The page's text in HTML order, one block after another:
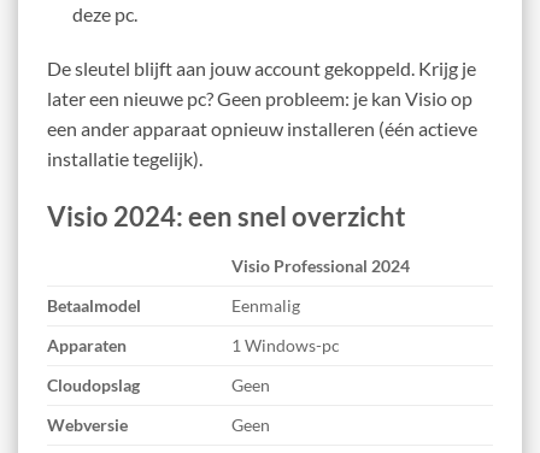
deze pc.
De sleutel blijft aan jouw account gekoppeld. Krijg je
later een nieuwe pc? Geen probleem: je kan Visio op
een ander apparaat opnieuw installeren (één actieve
installatie tegelijk).
Visio 2024: een snel overzicht
Visio Professional 2024
Betaalmodel
Eenmalig
Apparaten
1 Windows-pc
Cloudopslag
Geen
Webversie
Geen